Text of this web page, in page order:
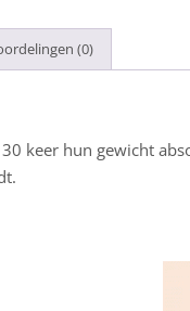
(0)
keer hun gewicht